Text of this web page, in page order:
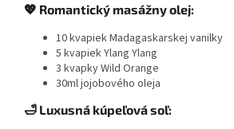
💖 Romantický masážny olej:
10 kvapiek Madagaskarskej vanilky
5 kvapiek Ylang Ylang
3 kvapky Wild Orange
30ml jojobového oleja
🛁 Luxusná kúpeľová soľ: